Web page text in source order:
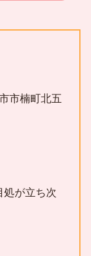
市楠町北五
が立ち次